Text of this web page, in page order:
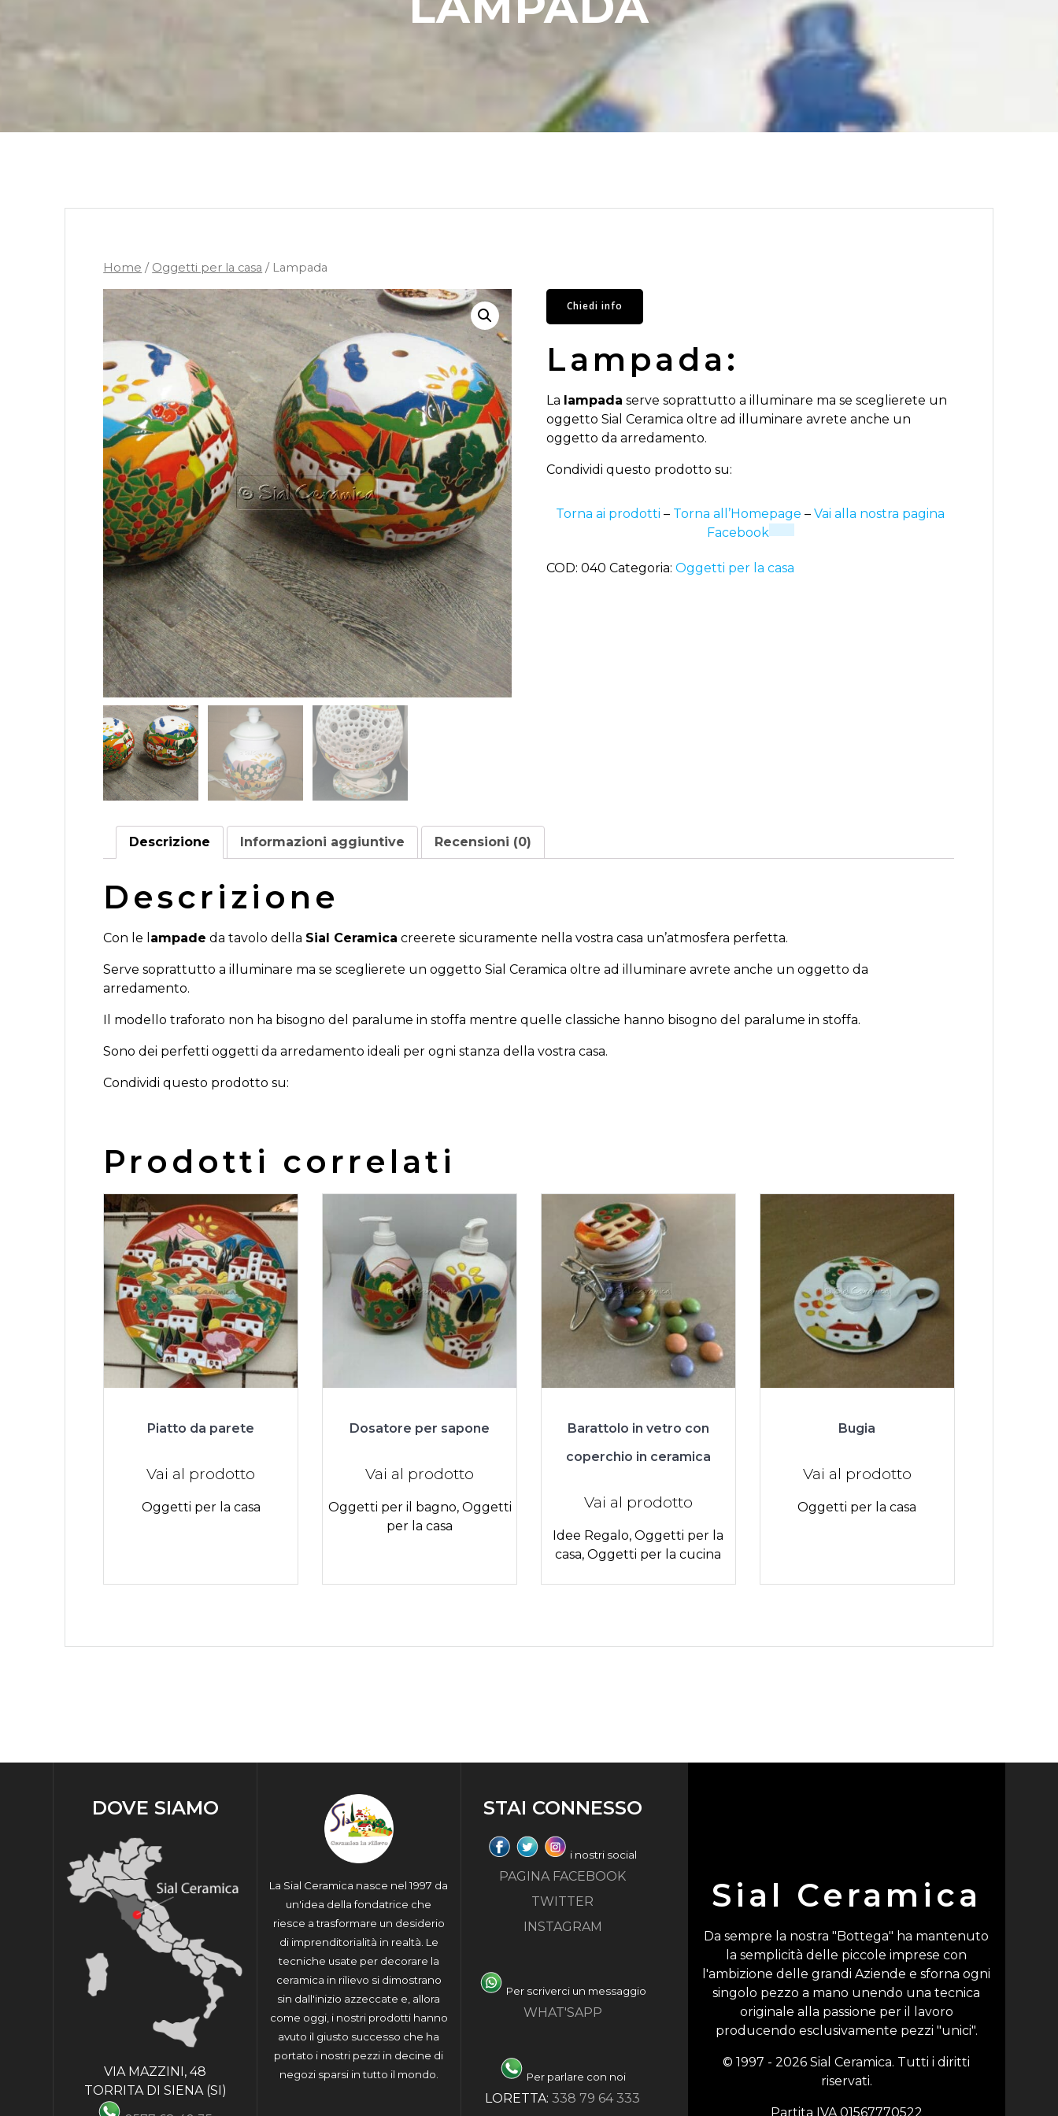
Home / Oggetti per la casa / Lampada
Chiedi info
Lampada:
La lampada serve soprattutto a illuminare ma se sceglierete un
oggetto Sial Ceramica oltre ad illuminare avrete anche un
oggetto da arredamento.
Condividi questo prodotto su:
Torna ai prodotti – Torna all’Homepage –Vai alla nostra pagina
Facebook
COD: 040 Categoria: Oggetti per la casa
Descrizione Informazioni aggiuntive Recensioni (0)
Descrizione
Con le l ampade da tavolo della Sial Ceramica creerete sicuramente nella vostra casa un’atmosfera perfetta.
Serve soprattutto a illuminare ma se sceglierete un oggetto Sial Ceramica oltre ad illuminare avrete anche un oggetto da
arredamento.
Il modello traforato non ha bisogno del paralume in stoffa mentre quelle classiche hanno bisogno del paralume in stoffa.
Sono dei perfetti oggetti da arredamento ideali per ogni stanza della vostra casa.
Condividi questo prodotto su:
Prodotti correlati
Piatto da parete
Vai al prodotto
Oggetti per la casa
Dosatore per sapone
Vai al prodotto
Oggetti per il bagno, Oggetti
per la casa
Barattolo in vetro con
coperchio in ceramica
Vai al prodotto
Idee Regalo,Oggetti per la
casa,Oggetti per la cucina
Bugia
Vai al prodotto
Oggetti per la casa
DOVE SIAMO
VIA MAZZINI, 48
TORRITA DI SIENA (SI)
La Sial Ceramica nasce nel 1997 da
un'idea della fondatrice che
riesce a trasformare un desiderio
di imprenditorialità in realtà. Le
tecniche usate per decorare la
ceramica in rilievo si dimostrano
sin dall'inizio azzeccate e, allora
come oggi, i nostri prodotti hanno
avuto il giusto successo che ha
portato i nostri pezzi in decine di
negozi sparsi in tutto il mondo.
STAI CONNESSO
i nostri social
PAGINA FACEBOOK
TWITTER
INSTAGRAM
Per scriverci un messaggio
WHAT'SAPP
Per parlare con noi
LORETTA:338 79 64 333
Sial Ceramica
Da sempre la nostra "Bottega" ha mantenuto
la semplicità delle piccole imprese con
l'ambizione delle grandi Aziende e sforna ogni
singolo pezzo a mano unendo una tecnica
originale alla passione per il lavoro
producendo esclusivamente pezzi "unici".
© 1997 - 2026 Sial Ceramica. Tutti i diritti
riservati.
Partita IVA 01567770522